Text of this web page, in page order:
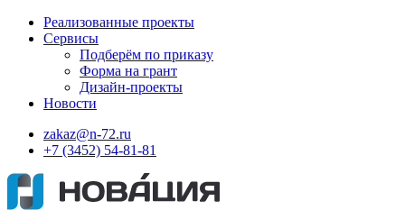
Реализованные проекты
Сервисы
Подберём по приказу
Форма на грант
Дизайн-проекты
Новости
zakaz@n-72.ru
+7 (3452) 54-81-81